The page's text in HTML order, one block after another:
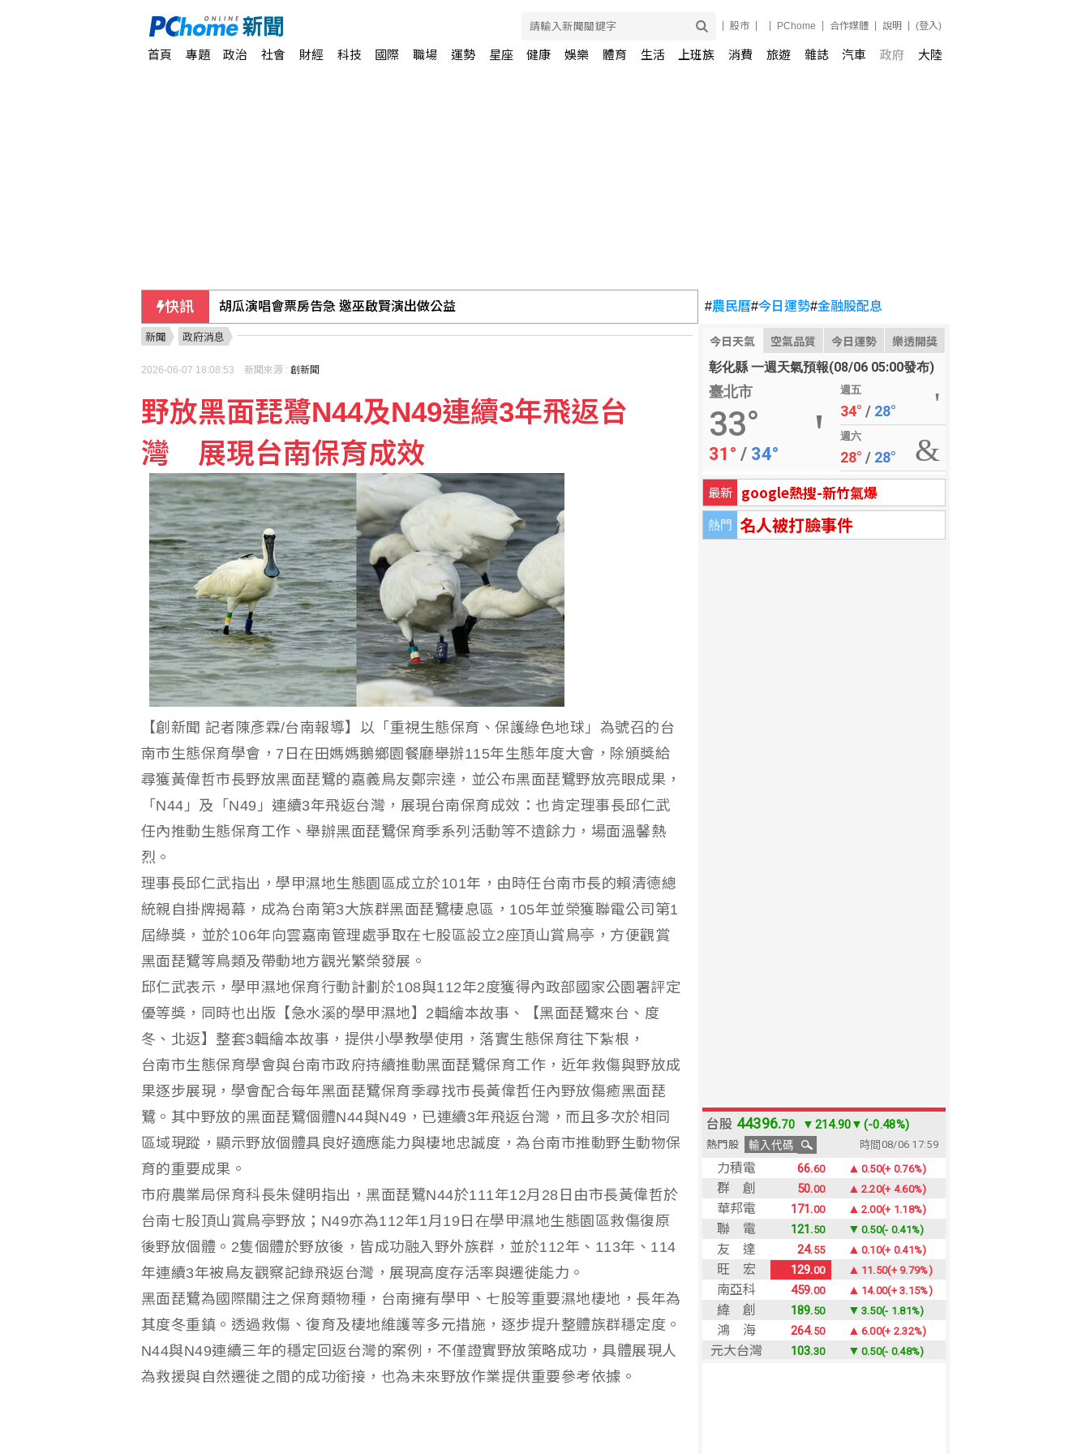
股市 PChome 合作媒體 說明 (登入)
首頁 專題 政治 社會 財經 科技 國際 職場 運勢 星座 健康 娛樂 體育 生活 上班族 消費 旅遊 雜誌 汽車 政府 大陸
快訊
防跨國鎮壓！學者：相關罪刑應提升國安層級
威剛7月營收創歷史新高 創見攀同期高點
台灣團隊突破二維半導體介面瓶頸 成果登國際頂尖期刊
#農民曆#今日運勢#金融股配息
今日天氣 空氣品質 今日運勢 樂透開獎
彰化縣 一週天氣預報(08/06 05:00發布)
臺北市
33°
31° / 34°
週五
34° / 28°
週六
28° / 28°
最新 google熱搜-新竹氣爆
熱門 名人被打臉事件
新聞 政府消息
2026-06-07 18:08:53 新聞來源 : 創新聞
野放黑面琵鷺N44及N49連續3年飛返台
灣 展現台南保育成效
【創新聞 記者陳彥霖/台南報導】以「重視生態保育、保護綠色地球」為號召的台
南市生態保育學會，7日在田媽媽鵝鄉園餐廳舉辦115年生態年度大會，除頒獎給
尋獲黃偉哲市長野放黑面琵鷺的嘉義鳥友鄭宗達，並公布黑面琵鷺野放亮眼成果，
「N44」及「N49」連續3年飛返台灣，展現台南保育成效：也肯定理事長邱仁武
任內推動生態保育工作、舉辦黑面琵鷺保育季系列活動等不遺餘力，場面溫馨熱
烈。
理事長邱仁武指出，學甲濕地生態園區成立於101年，由時任台南市長的賴清德總
統親自掛牌揭幕，成為台南第3大族群黑面琵鷺棲息區，105年並榮獲聯電公司第1
屆綠獎，並於106年向雲嘉南管理處爭取在七股區設立2座頂山賞鳥亭，方便觀賞
黑面琵鷺等鳥類及帶動地方觀光繁榮發展。
邱仁武表示，學甲濕地保育行動計劃於108與112年2度獲得內政部國家公園署評定
優等獎，同時也出版【急水溪的學甲濕地】2輯繪本故事、【黑面琵鷺來台、度
冬、北返】整套3輯繪本故事，提供小學教學使用，落實生態保育往下紮根，
台南市生態保育學會與台南市政府持續推動黑面琵鷺保育工作，近年救傷與野放成
果逐步展現，學會配合每年黑面琵鷺保育季尋找市長黃偉哲任內野放傷癒黑面琵
鷺。其中野放的黑面琵鷺個體N44與N49，已連續3年飛返台灣，而且多次於相同
區域現蹤，顯示野放個體具良好適應能力與棲地忠誠度，為台南市推動野生動物保
育的重要成果。
市府農業局保育科長朱健明指出，黑面琵鷺N44於111年12月28日由市長黃偉哲於
台南七股頂山賞鳥亭野放；N49亦為112年1月19日在學甲濕地生態園區救傷復原
後野放個體。2隻個體於野放後，皆成功融入野外族群，並於112年、113年、114
年連續3年被鳥友觀察記錄飛返台灣，展現高度存活率與遷徙能力。
黑面琵鷺為國際關注之保育類物種，台南擁有學甲、七股等重要濕地棲地，長年為
其度冬重鎮。透過救傷、復育及棲地維護等多元措施，逐步提升整體族群穩定度。
N44與N49連續三年的穩定回返台灣的案例，不僅證實野放策略成功，具體展現人
為救援與自然遷徙之間的成功銜接，也為未來野放作業提供重要參考依據。